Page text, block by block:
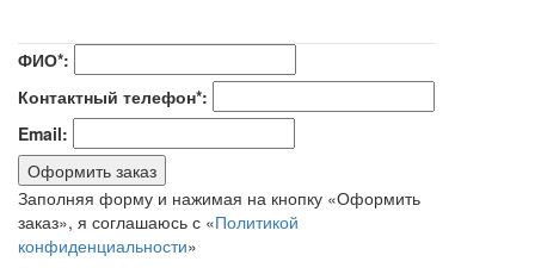
ФИО*:
Контактный телефон*:
Email:
Оформить заказ
Заполняя форму и нажимая на кнопку «Оформить
заказ», я соглашаюсь с «Политикой
конфиденциальности»